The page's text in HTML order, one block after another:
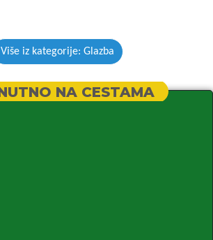
Više iz kategorije: Glazba
NA CESTAMA